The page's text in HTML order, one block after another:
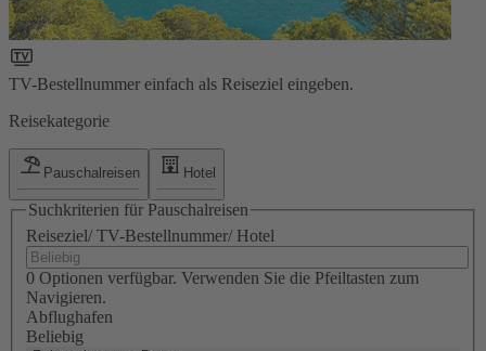
TV-Bestellnummer einfach als Reiseziel eingeben.
Reisekategorie
Pauschalreisen Hotel
Suchkriterien für Pauschalreisen
Reiseziel/ TV-Bestellnummer/ Hotel
0 Optionen verfügbar. Verwenden Sie die Pfeiltasten zum
Navigieren.
Abflughafen
Beliebig